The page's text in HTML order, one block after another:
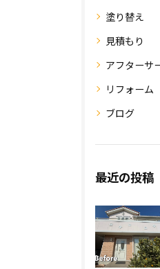
塗り替え
見積もり
アフターサ
リフォーム
ブログ
最近の投稿